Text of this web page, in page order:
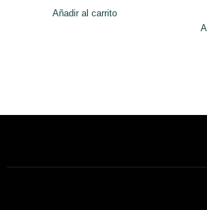
Añadir al carrito